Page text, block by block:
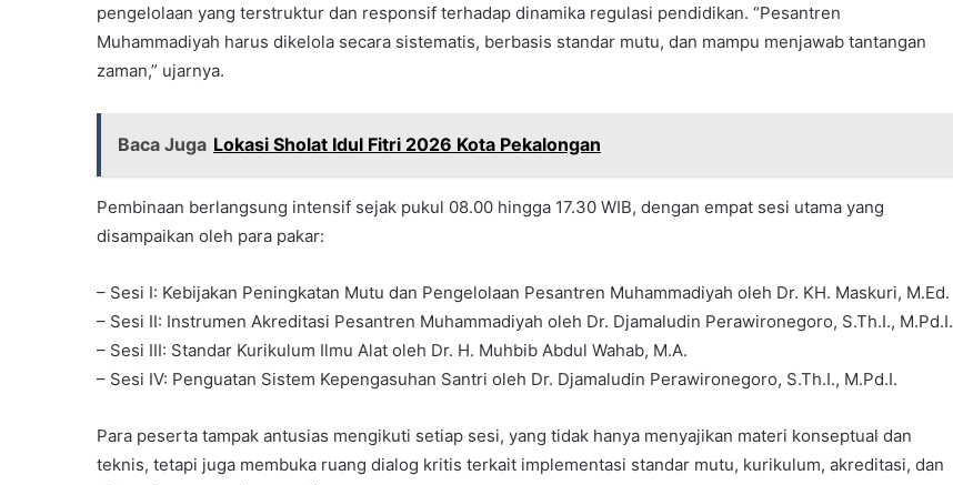
pengelolaan yang terstruktur dan responsif terhadap dinamika regulasi pendidikan. “Pesantren
Muhammadiyah harus dikelola secara sistematis, berbasis standar mutu, dan mampu menjawab tantangan
zaman,” ujarnya.
Baca Juga Lokasi Sholat Idul Fitri 2026 Kota Pekalongan
Pembinaan berlangsung intensif sejak pukul 08.00 hingga 17.30 WIB, dengan empat sesi utama yang
disampaikan oleh para pakar:
– Sesi I: Kebijakan Peningkatan Mutu dan Pengelolaan Pesantren Muhammadiyah oleh Dr. KH. Maskuri, M.Ed.
– Sesi II: Instrumen Akreditasi Pesantren Muhammadiyah oleh Dr. Djamaludin Perawironegoro, S.Th.I., M.Pd.I.
– Sesi III: Standar Kurikulum Ilmu Alat oleh Dr. H. Muhbib Abdul Wahab, M.A.
– Sesi IV: Penguatan Sistem Kepengasuhan Santri oleh Dr. Djamaludin Perawironegoro, S.Th.I., M.Pd.I.
Para peserta tampak antusias mengikuti setiap sesi, yang tidak hanya menyajikan materi konseptual dan
teknis, tetapi juga membuka ruang dialog kritis terkait implementasi standar mutu, kurikulum, akreditasi, dan